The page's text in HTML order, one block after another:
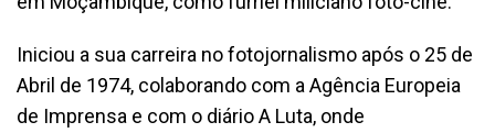
Iniciou a sua carreira no fotojornalismo após o 25 de
Abril de 1974, colaborando com a Agência Europeia
de Imprensa e com o diário A Luta, onde